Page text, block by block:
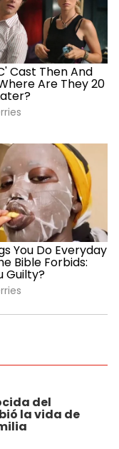
del
la vida de